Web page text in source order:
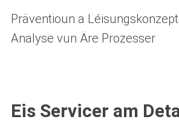
Präventioun a
Analyse vun Äre Prozesser
Eis Servicer am